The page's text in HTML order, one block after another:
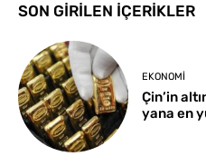
SON GİRİLEN İÇERİKLER
EKONOMI
Çin’in
yana en